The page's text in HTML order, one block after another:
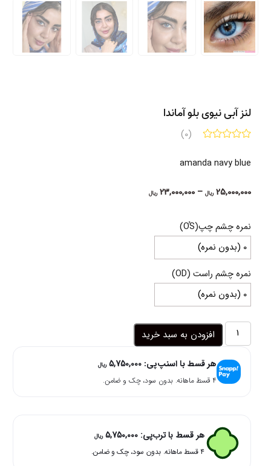
لنز آبی نیوی بلو آماندا
(0)
amanda navy blue
25,000,000 ریال –
23,000,000 ریالPrice
نمره چشم چپ(OُS)
نمره چشم راست (OD)
لنز
آماندا
افزودن به سبد خرید
هر قسط با اسنپ‌پی: 5,750,000 ریال
۴ قسط ماهانه. بدون سود، چک و ضامن.
هر قسط با ترب‌پی: 5,750,000 ریال
۴ قسط ماهانه. بدون سود، چک و ضامن.